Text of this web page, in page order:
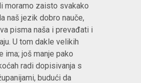
moramo zaisto svakako
naš jezik dobro nauče,
pisma naša i prevađati i
U tom dakle velikih
ima; još manje pako
radi dopisivanja s
budući da